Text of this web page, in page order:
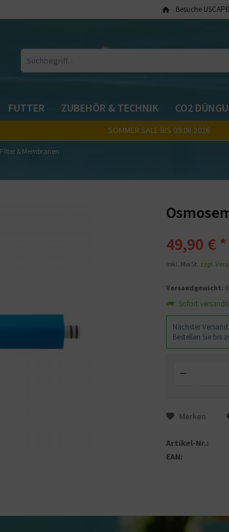
Besuche
FUTTER ZUBEHÖR & TECHNIK CO2
SOMMER SALE BIS 09.08.2026
Filter & Membranen
49,90 € *
inkl. MwSt. zzgl.
Versandgewicht:
Sofort
Nächster Versand
Bestellen Sie bis
Merken
Artikel-Nr.:
EAN: